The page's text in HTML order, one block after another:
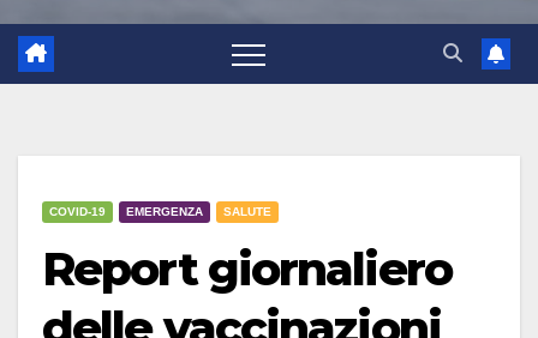
COVID-19 EMERGENZA SALUTE
Report giornaliero